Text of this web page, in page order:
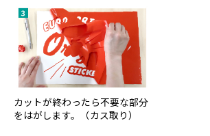
カットが終わったら不要な部分
をはがします。（カス取り）